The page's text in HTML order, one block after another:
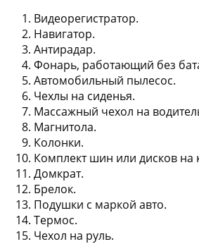
Видеорегистратор.
Навигатор.
Антирадар.
Фонарь, работающий без
Автомобильный пылесос.
Чехлы на сиденья.
Массажный чехол на
Магнитола.
Колонки.
Комплект шин или дисков на
Домкрат.
Брелок.
Подушки с маркой авто.
Термос.
Чехол на руль.